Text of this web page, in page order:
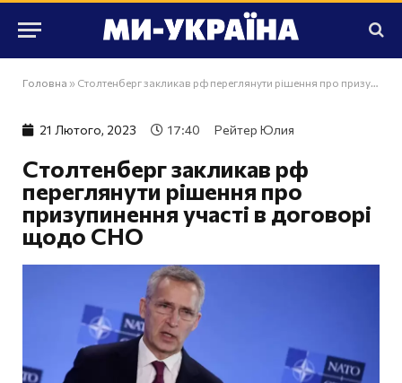
Головна » Столтенберг закликав рф переглянути рішення про призупинення участі в договорі щодо СНО
21 Лютого, 2023 17:40 Рейтер Юлия
Столтенберг закликав рф
переглянути рішення про
призупинення участі в договорі
щодо СНО